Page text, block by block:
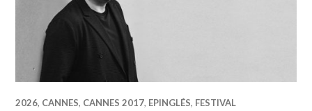
2026, CANNES, CANNES 2017, EPINGLÉS, FESTIVAL